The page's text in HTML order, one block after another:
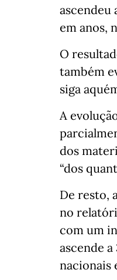
ascendeu
em anos,
O
também
siga
A
dos
“dos
De resto,
no
com um
ascende
nacionais